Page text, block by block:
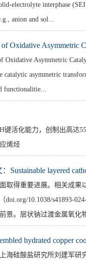
electrolyte interphase
anion and sol...
Oxidative Asymmetric
Asymmetric
catalytic asymmetric
functionalitie...
活化能力，创制出高达
烯烃
layered
重要进展。相关成果以
doi.org/10.1038/s41893-
。层状钠过渡金属氧化
hydrated copper
海硅酸盐研究所刘建军